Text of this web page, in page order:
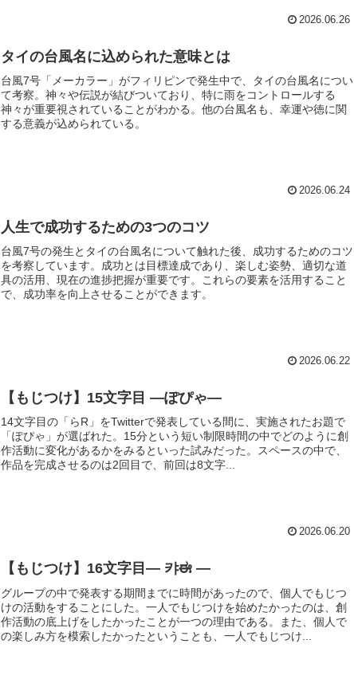
2026.06.26
タイの台風名に込められた意味とは
台風7号「メーカラー」がフィリピンで発生中で、タイの台風名につい
て考察。神々や伝説が結びついており、特に雨をコントロールする
神々が重要視されていることがわかる。他の台風名も、幸運や徳に関
する意義が込められている。
2026.06.24
人生で成功するための3つのコツ
台風7号の発生とタイの台風名について触れた後、成功するためのコツ
を考察しています。成功とは目標達成であり、楽しむ姿勢、適切な道
具の活用、現在の進捗把握が重要です。これらの要素を活用すること
で、成功率を向上させることができます。
2026.06.22
【もじつけ】15文字目 ―ぽぴゃ―
14文字目の「らR」をTwitterで発表している間に、実施されたお題で
「ぽぴゃ」が選ばれた。15分という短い制限時間の中でどのように創
作活動に変化があるかをみるといった試みだった。スペースの中で、
作品を完成させるのは2回目で、前回は8文字...
2026.06.20
【もじつけ】16文字目― 캬ಈ ―
グループの中で発表する期間までに時間があったので、個人でもじつ
けの活動をすることにした。一人でもじつけを始めたかったのは、創
作活動の底上げをしたかったことが一つの理由である。また、個人で
の楽しみ方を模索したかったということも、一人でもじつけ...